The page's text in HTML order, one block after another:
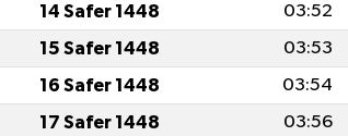
14 Safer 1448 03:52
15 Safer 1448 03:53
16 Safer 1448 03:54
17 Safer 1448 03:56